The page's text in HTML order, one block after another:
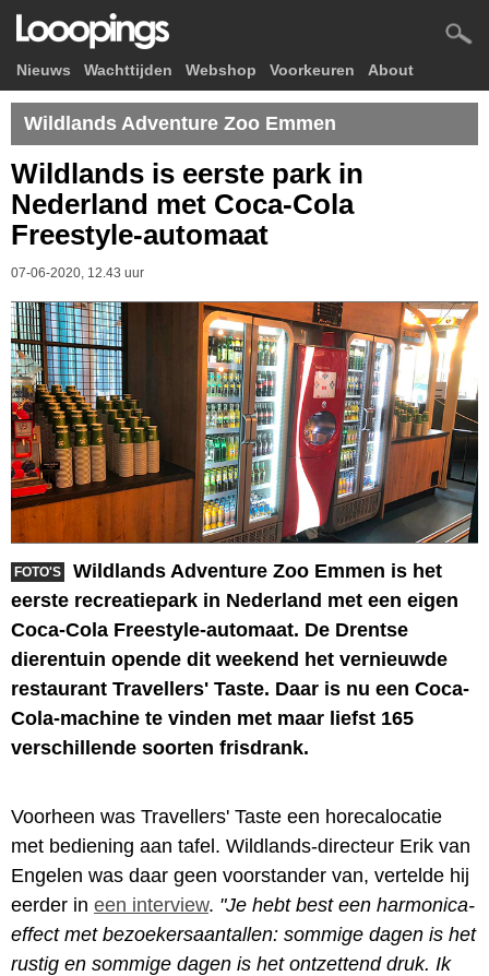
Nieuws Wachttijden Webshop Voorkeuren About
Wildlands Adventure Zoo Emmen
Wildlands is eerste park in
Nederland met Coca-Cola
Freestyle-automaat
07-06-2020, 12.43 uur
FOTO'S
Wildlands Adventure Zoo Emmen is het
eerste recreatiepark in Nederland met een eigen
Coca-Cola Freestyle-automaat. De Drentse
dierentuin opende dit weekend het vernieuwde
restaurant Travellers' Taste. Daar is nu een Coca-
Cola-machine te vinden met maar liefst 165
verschillende soorten frisdrank.
Voorheen was Travellers' Taste een horecalocatie
met bediening aan tafel. Wildlands-directeur Erik van
Engelen was daar geen voorstander van, vertelde hij
eerder in een interview. "Je hebt best een harmonica-
effect met bezoekersaantallen: sommige dagen is het
rustig en sommige dagen is het ontzettend druk. Ik